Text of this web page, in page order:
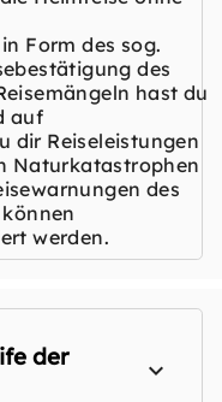
Form des sog.
des
hast du
auf
dir Reiseleistungen
Naturkatastrophen
des
werden.
der